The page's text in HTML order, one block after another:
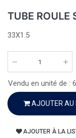
TUBE ROULE
33X1.5
Vendu en unité de :
AJOUTER AU
AJOUTER À LA